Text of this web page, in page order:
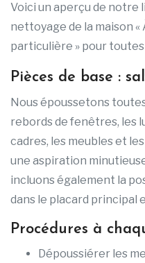
Voici un aperçu de notre
nettoyage de la maison
particulière » pour toutes
Pièces de base :
Nous époussetons
rebords de fenêtres, les
cadres, les meubles et
une aspiration
incluons également la
dans le placard principal
Procédures à
Dépoussiérer les